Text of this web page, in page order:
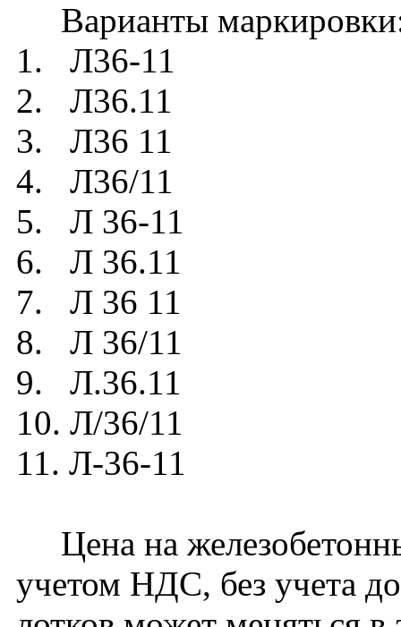
Варианты
1. Л36-11
2. Л36.11
3. Л36 11
4. Л36/11
5. Л 36-11
6. Л 36.11
7. Л 36 11
8. Л 36/11
9. Л.36.11
10. Л/36/11
11. Л-36-11
Цена на
учетом НДС, без учета